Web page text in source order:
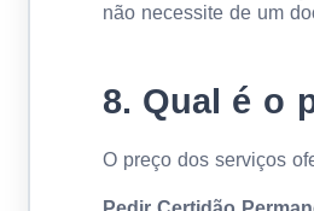
não necessite de um
8. Qual é o
O preço dos serviços